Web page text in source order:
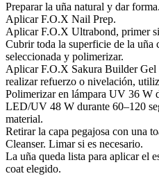
Preparar la uña natural y dar forma.
Aplicar F.O.X Nail Prep.
Aplicar F.O.X Ultrabond, primer
Cubrir toda la superficie de la uña
seleccionada y polimerizar.
Aplicar F.O.X Sakura Builder Gel
realizar refuerzo o nivelación,
Polimerizar en lámpara UV 36 W
LED/UV 48 W durante 60–120
material.
Retirar la capa pegajosa con una
Cleanser. Limar si es necesario.
La uña queda lista para aplicar el
coat elegido.